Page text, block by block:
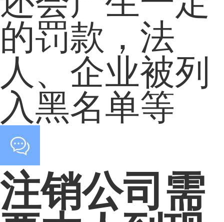
的罚款，法
人、企业被列
入黑名单等
注销公司需